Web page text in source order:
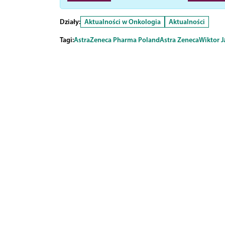
Działy: Aktualności w Onkologia
Aktualności
Tagi:AstraZeneca Pharma PolandAstra ZenecaWiktor